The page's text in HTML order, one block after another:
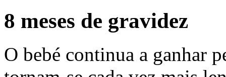
8 meses de gravidez
O bebé continua a ganhar